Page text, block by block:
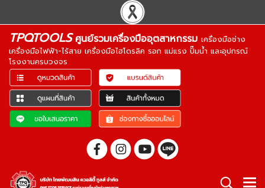
TPQTOOLSศูนย์รวมเครื่องมืออุตสาหกรรม เครื่องมือช่าง
เครื่องมือไฟฟ้า-ไร้สาย เครื่องมือไฮโดรลิค รอก แม่แรง ปั๊มน้ำ และอุปกรณ์
โรงงานครบวงจร